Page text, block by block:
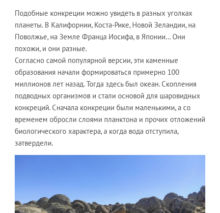
Подобные конкреции можно увидеть в разных уголках
планеты. В Калифорнии, Коста-Рике, Новой Зеландии, на
Поволжье, на Земле Франца Иосифа, в Японии… Они
похожи, и они разные.
Согласно самой популярной версии, эти каменные
образования начали формироваться примерно 100
миллионов лет назад. Тогда здесь был океан. Скопления
подводных организмов и стали основой для шаровидных
конкреций. Сначала конкреции были маленькими, а со
временем обросли слоями планктона и прочих отложений
биологического характера, а когда вода отступила,
затвердели.